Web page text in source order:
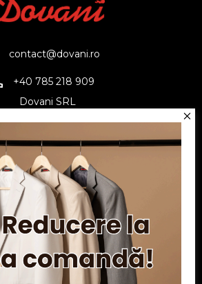
contact@dovani.ro
+40 785 218 909
Dovani SRL
Com.: J07/1134/1994
Facebook
TwitterYouTube
Informatii
Contul meu